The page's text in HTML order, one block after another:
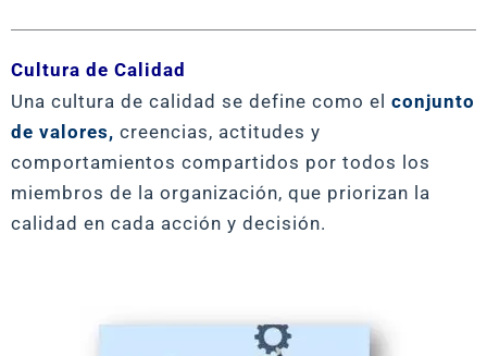
Cultura de Calidad
Una cultura de calidad se define como el conjunto
de valores, creencias, actitudes y
comportamientos compartidos por todos los
miembros de la organización, que priorizan la
calidad en cada acción y decisión.